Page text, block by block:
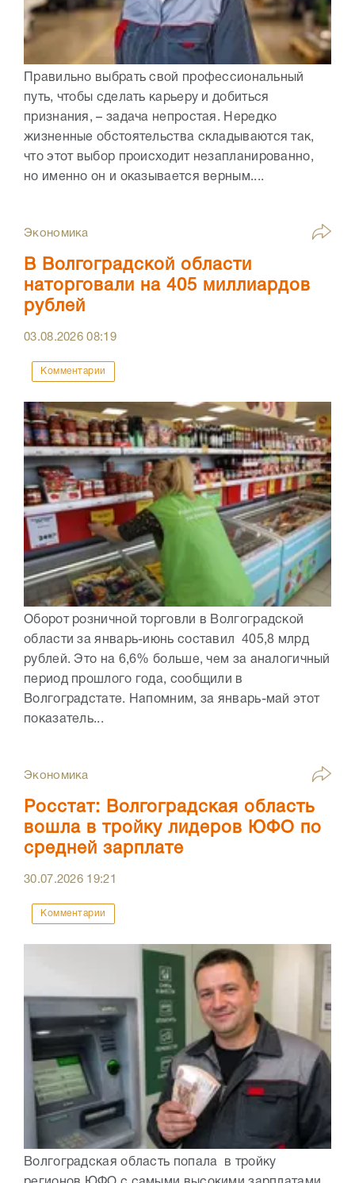
Правильно выбрать свой профессиональный
путь, чтобы сделать карьеру и добиться
признания, – задача непростая. Нередко
жизненные обстоятельства складываются так,
что этот выбор происходит незапланированно,
но именно он и оказывается верным....
Экономика
В Волгоградской области
наторговали на 405 миллиардов
рублей
03.08.202608:19
Комментарии
Оборот розничной торговли в Волгоградской
области за январь-июнь составил 405,8 млрд
рублей. Это на 6,6% больше, чем за аналогичный
период прошлого года, сообщили в
Волгоградстате. Напомним, за январь-май этот
показатель...
Экономика
Росстат: Волгоградская область
вошла в тройку лидеров ЮФО по
средней зарплате
30.07.2026 19:21
Комментарии
Волгоградская область попала в тройку